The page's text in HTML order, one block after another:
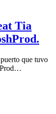
Tia
que tuvo